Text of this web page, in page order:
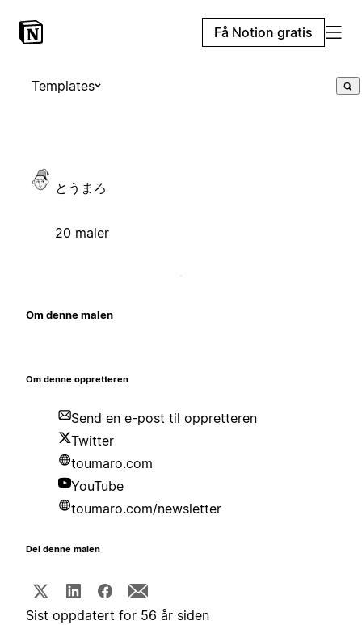
Få Notion gratis
Templates
とうまろ
20 maler
Om denne malen
Om denne oppretteren
Send en e-post til oppretteren
Twitter
toumaro.com
YouTube
toumaro.com/newsletter
Del denne malen
Sist oppdatert for 56 år siden